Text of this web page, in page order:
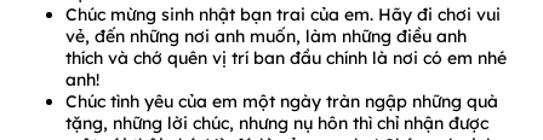
Chúc mừng sinh nhật bạn trai của em. Hãy đi chơi vui
vẻ, đến những nơi anh muốn, làm những điều anh
thích và chớ quên vị trí ban đầu chính là nơi có em nhé
anh!
Chúc tình yêu của em một ngày tràn ngập những quà
tặng, những lời chúc, nhưng nụ hôn thì chỉ nhận được